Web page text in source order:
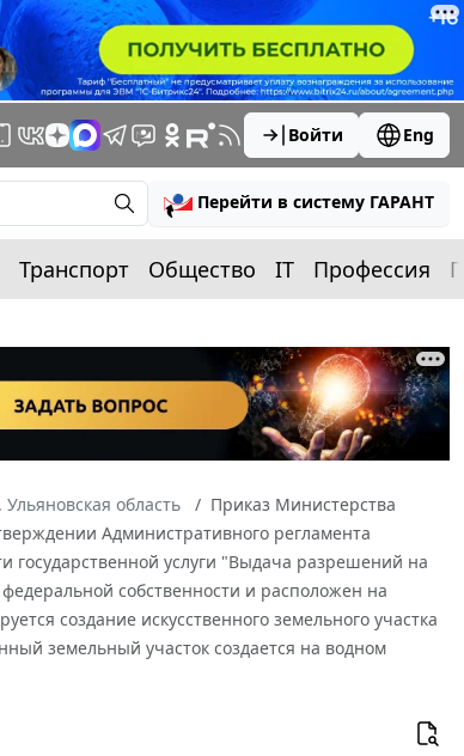
Войти Eng
Перейти в систему ГАРАНТ
Транспорт Общество IT Профессия
область
Приказ Министерства
Административного регламента
государственной услуги "Выдача разрешений на
собственности и расположен на
создание искусственного земельного участка
земельный участок создается на водном